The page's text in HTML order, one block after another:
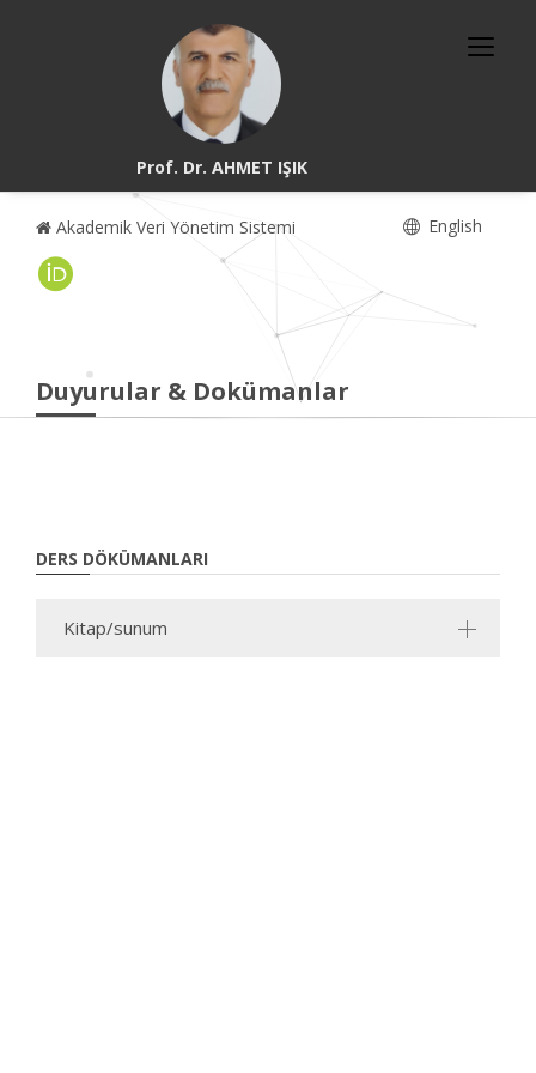
Prof. Dr. AHMET IŞIK
Akademik Veri Yönetim Sistemi English
Duyurular & Dokümanlar
DERS DÖKÜMANLARI
Kitap/sunum